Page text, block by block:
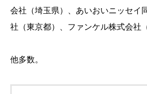
会社（埼玉県）、あいおいニッセイ
社（東京都）、ファンケル株式会社
他多数。